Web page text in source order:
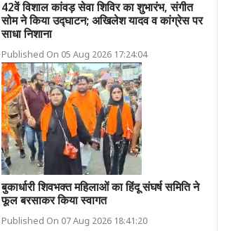
42वें विशाल कांवड़ सेवा शिविर का शुभारंभ, संगीत
सोम ने किया उद्घाटन; अखिलेश यादव व कांग्रेस पर
साधा निशाना
Published On 05 Aug 2026 17:24:04
बुकार्धारी शिवभक्त महिलाओं का हिंदू संघर्ष समिति ने
फूल बरसाकर किया स्वागत
Published On 07 Aug 2026 18:41:20